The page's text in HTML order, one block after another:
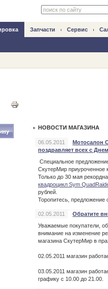
Запчасти Сервис
НОВОСТИ МАГАЗИНА
06.05.2011
Мотосалон
поздравляет всех с
Специальное
СкутерМир приуроченное
Только до 30 мая
квадроцикл Sym
рублей.
Торопитесь, предложение
02.05.2011
Обратите
Уважаемые покупатели,
внимание на изменение
магазина СкутерМир в
02.05.2011 магазин
03.05.2011 магазин
графику с 10.00 до 21.00.